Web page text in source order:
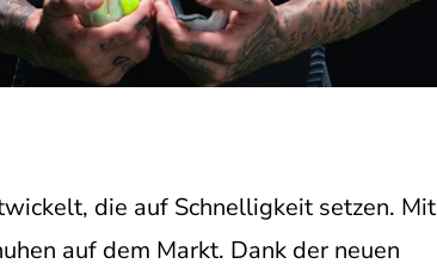
die auf Schnelligkeit setzen. Mit
auf dem Markt. Dank der neuen